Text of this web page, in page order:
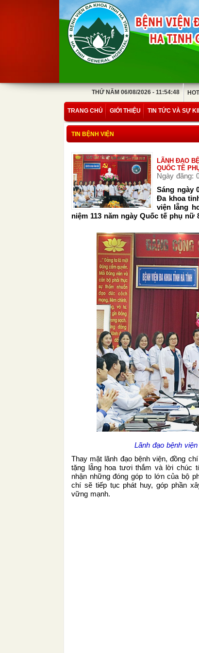
THỨ NĂM 06/08/2026 - 11:54:48
TRANG CHỦ GIỚI THIỆU TIN TỨC VÀ SỰ
TIN BỆNH VIỆN
LÃNH ĐẠO
QUỐC TẾ
Ngày đăng:
Sáng ngày
Đa khoa
viện lẵng
niệm 113 năm ngày Quốc tế phụ nữ
Lãnh đạo bệnh
Thay mặt lãnh đạo bệnh viện, đồng
tặng lẵng hoa tươi thắm và lời chúc
nhận những đóng góp to lớn của bộ
chí sẽ tiếp tục phát huy, góp phần
vững mạnh.